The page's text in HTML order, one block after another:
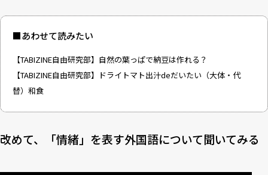
■あわせて読みたい
【TABIZINE自由研究部】自然の葉っぱで納豆は作れる？
【TABIZINE自由研究部】ドライトマト出汁deだいたい（大体・代
替）和食
改めて、「情緒」を表す外国語について聞いてみる